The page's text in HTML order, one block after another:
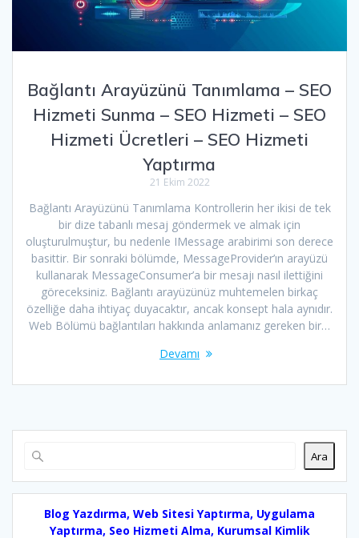
Bağlantı Arayüzünü Tanımlama – SEO
Hizmeti Sunma – SEO Hizmeti – SEO
Hizmeti Ücretleri – SEO Hizmeti
Yaptırma
21 Ekim 2022
Bağlantı Arayüzünü Tanımlama Kontrollerin her ikisi de tek
bir dize tabanlı mesaj göndermek ve almak için
oluşturulmuştur, bu nedenle IMessage arabirimi son derece
basittir. Bir sonraki bölümde, MessageProvider’ın arayüzü
kullanarak MessageConsumer’a bir mesajı nasıl ilettiğini
göreceksiniz. Bağlantı arayüzünüz muhtemelen birkaç
özelliğe daha ihtiyaç duyacaktır, ancak konsept hala aynıdır.
Web Bölümü bağlantıları hakkında anlamanız gereken bir…
Devamı
Ara
Blog Yazdırma, Web Sitesi Yaptırma, Uygulama
Yaptırma, Seo Hizmeti Alma, Kurumsal Kimlik